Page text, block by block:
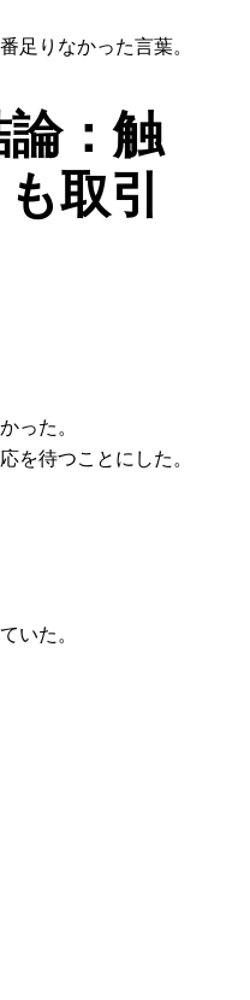
足りなかった言葉。
：触
取引
った。
を待つことにした。
いた。